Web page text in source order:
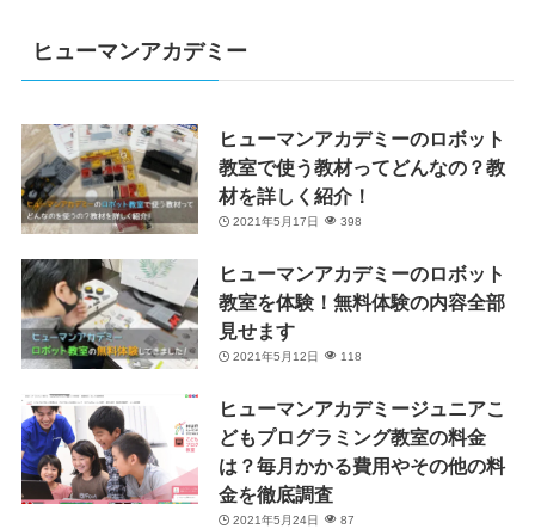
ヒューマンアカデミー
ヒューマンアカデミーのロボット
教室で使う教材ってどんなの？教
材を詳しく紹介！
2021年5月17日 398
ヒューマンアカデミーのロボット
教室を体験！無料体験の内容全部
見せます
2021年5月12日 118
ヒューマンアカデミージュニアこ
どもプログラミング教室の料金
は？毎月かかる費用やその他の料
金を徹底調査
2021年5月24日 87